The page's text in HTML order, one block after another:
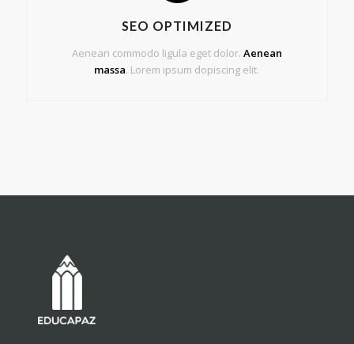
SEO OPTIMIZED
Aenean commodo ligula eget dolor. Aenean
massa. Lorem ipsum dopiscing elit.